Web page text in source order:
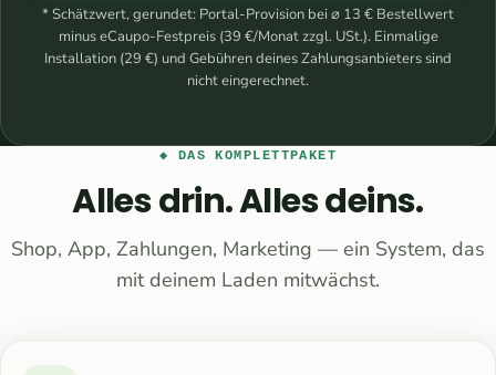
* Schätzwert, gerundet: Portal-Provision bei ⌀ 13 € Bestellwert
minus eCaupo-Festpreis (39 €/Monat zzgl. USt.). Einmalige
Installation (29 €) und Gebühren deines Zahlungsanbieters sind
nicht eingerechnet.
◆ DAS KOMPLETTPAKET
Alles drin. Alles deins.
Shop, App, Zahlungen, Marketing — ein System, das
mit deinem Laden mitwächst.